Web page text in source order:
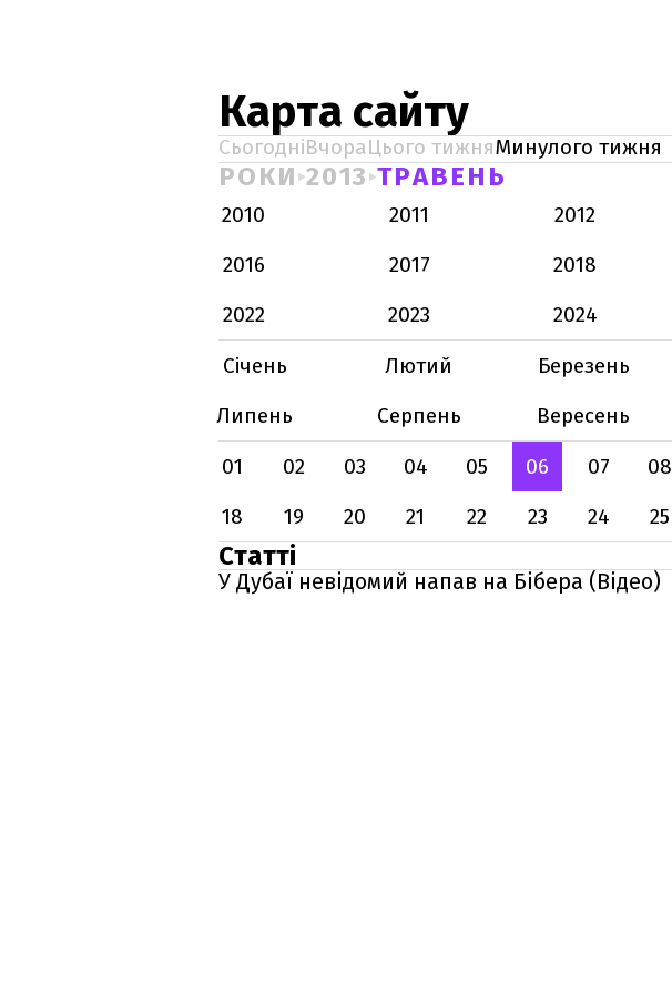
Карта сайту
СьогодніВчораЦього тижняМинулого тижня
РОКИ 2013 ТРАВЕНЬ
2010 2011 2012
2016
2017 2018
2022
2023 2024
Січень
Лютий Березень
Липень
Серпень Вересень
01
02 03 04 05 06 07 08
18
19 20 21 22 23 24 25
Статті
У Дубаї невідомий напав на Бібера (Відео)